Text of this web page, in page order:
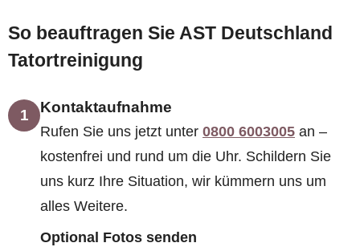
So beauftragen Sie AST Deutschland
Tatortreinigung
1 Kontaktaufnahme
Rufen Sie uns jetzt unter 0800 6003005 an –
kostenfrei und rund um die Uhr. Schildern Sie
uns kurz Ihre Situation, wir kümmern uns um
alles Weitere.
Optional Fotos senden